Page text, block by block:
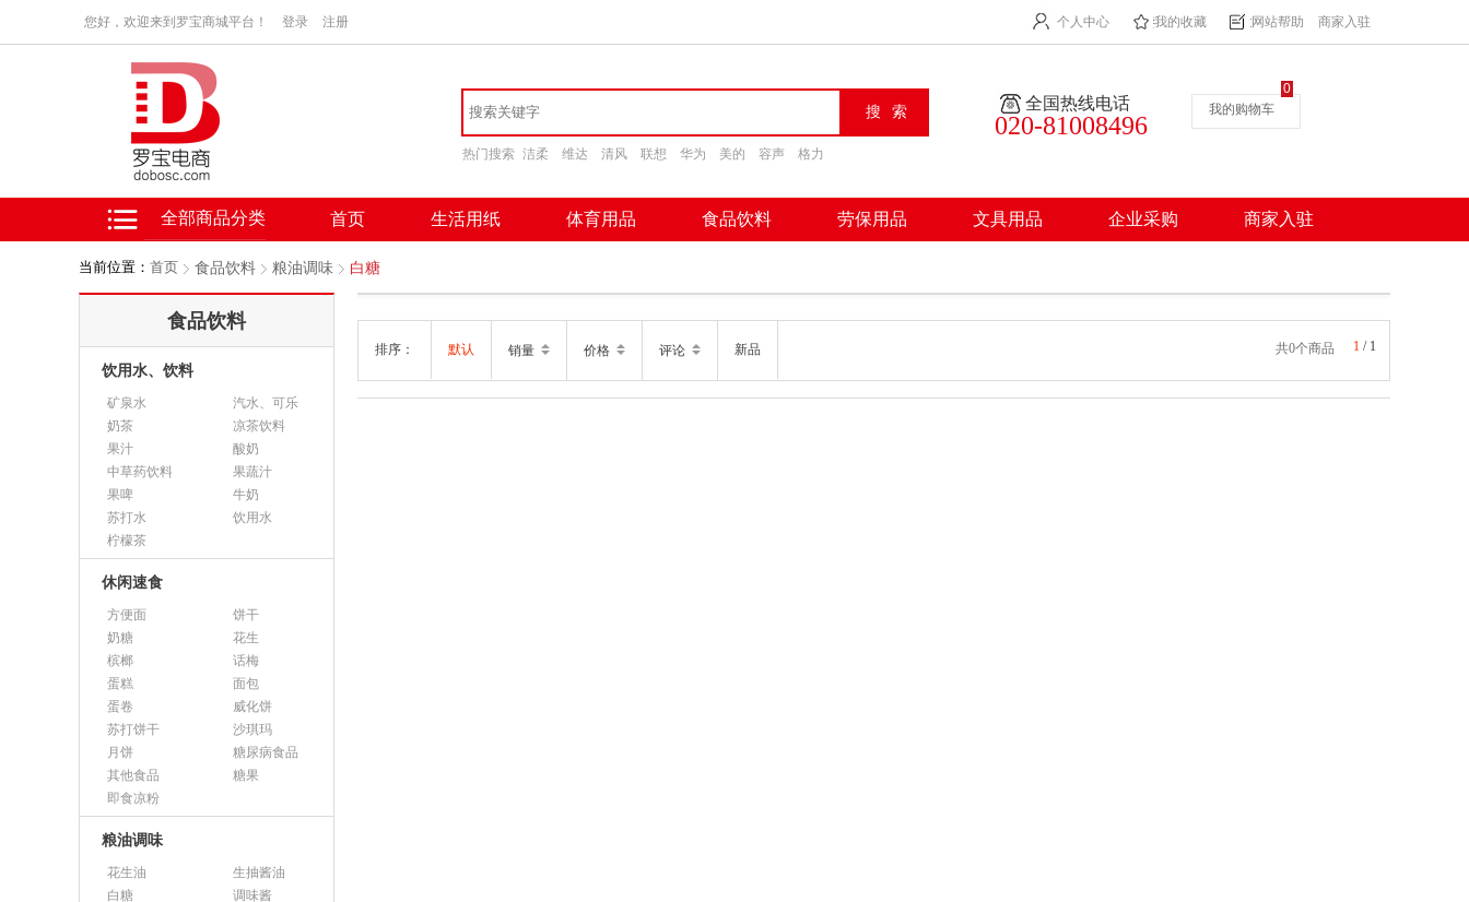
您好，欢迎来到罗宝商城平台！ 登录 注册 个人中心 我的收藏 网站帮助 商家入驻
热门搜索 洁柔 维达 清风 联想 华为 美的 容声 格力
全国热线电话
020-81008496
我的购物车
0
全部商品分类 首页 生活用纸 体育用品 食品饮料 劳保用品 文具用品 企业采购 商家入驻
当前位置： 首页 食品饮料 粮油调味 白糖
食品饮料
饮用水、饮料
矿泉水
汽水、可乐
奶茶
凉茶饮料
果汁
酸奶
中草药饮料
果蔬汁
果啤
牛奶
苏打水
饮用水
柠檬茶
休闲速食
方便面
饼干
奶糖
花生
槟榔
话梅
蛋糕
面包
蛋卷
威化饼
苏打饼干
沙琪玛
月饼
糖尿病食品
其他食品
糖果
即食凉粉
粮油调味
花生油
生抽酱油
白糖
调味酱
排序： 默认 销量 价格 评论 新品 共0个商品 1 / 1